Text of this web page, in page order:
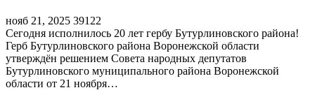
нояб 21, 2025 39122
Сегодня исполнилось 20 лет гербу Бутурлиновского района!
Герб Бутурлиновского района Воронежской области
утверждён решением Совета народных депутатов
Бутурлиновского муниципального района Воронежской
области от 21 ноября…